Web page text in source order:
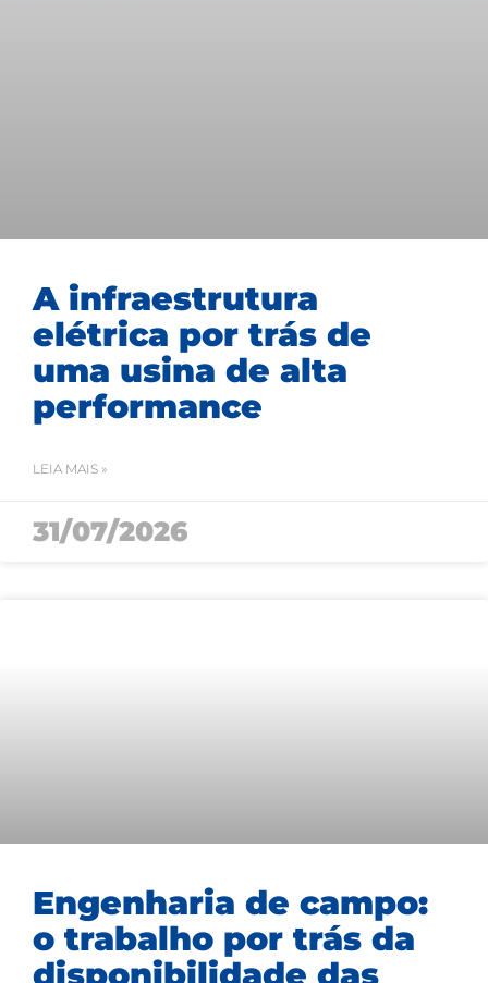
A infraestrutura
elétrica por trás de
uma usina de alta
performance
LEIA MAIS »
31/07/2026
Engenharia de campo:
o trabalho por trás da
disponibilidade das